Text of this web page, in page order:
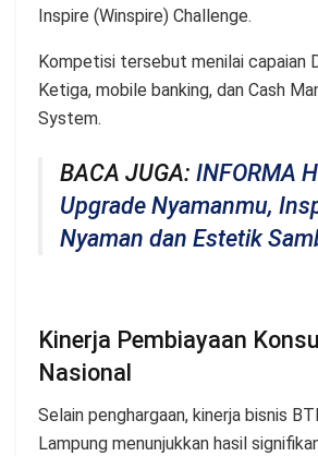
Inspire (Winspire) Challenge.
Kompetisi tersebut menilai capaian
Ketiga, mobile banking, dan Cash
System.
BACA JUGA: INFORMA
Upgrade Nyamanmu,
Nyaman dan Estetik
Kinerja Pembiayaan
Nasional
Selain penghargaan, kinerja bisnis
Lampung menunjukkan hasil